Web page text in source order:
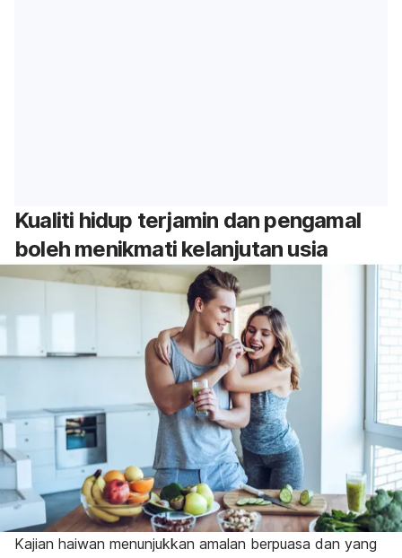
Kualiti hidup terjamin dan pengamal
boleh menikmati kelanjutan usia
Kajian haiwan menunjukkan amalan berpuasa dan yang